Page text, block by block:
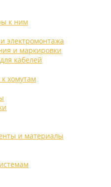
к ним
электромонтажа
и маркировки
кабелей
хомутам
и материалы